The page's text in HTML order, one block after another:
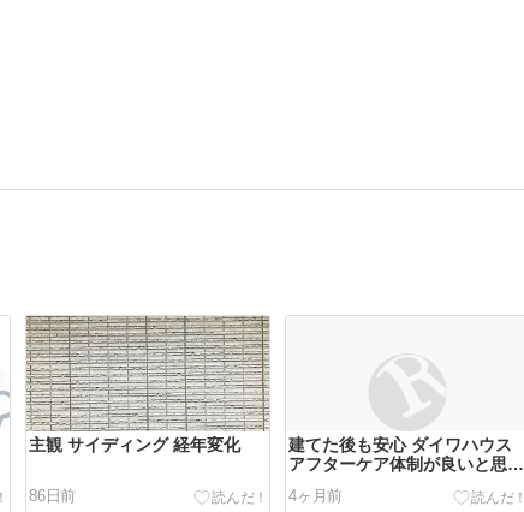
主観 サイディング 経年変化
86日前
建てた後も安心 ダイワハウス
アフターケア体制が良いと思い
4ヶ月前